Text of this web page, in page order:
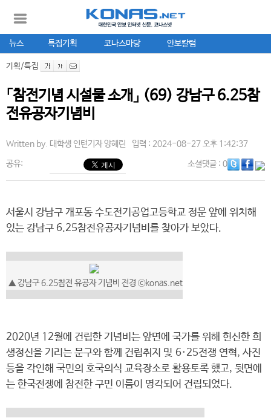
뉴스 특집기획 코나스마당 안보칼럼
기획/특집
「참전기념 시설물 소개」 (69) 강남구 6.25참
전유공자기념비
Written by. 대학생 인턴기자 양혜린 입력 : 2024-08-27 오후 1:42:37
공유: 소셜댓글: 0
서울시 강남구 개포동 수도전기공업고등학교 정문 앞에 위치해
있는 강남구 6.25참전유공자기념비를 찾아가 보았다.
▲ 강남구 6.25참전 유공자 기념비 전경 ⓒkonas.net
2020년 12월에 건립한 기념비는 앞면에 국가를 위해 헌신한 희
생정신을 기리는 문구와 함께 건립취지 및 6·25전쟁 연혁, 사진
등을 각인해 국민의 호국의식 교육장소로 활용토록 했고, 뒷면에
는 한국전쟁에 참전한 구민 이름이 명각되어 건립되었다.